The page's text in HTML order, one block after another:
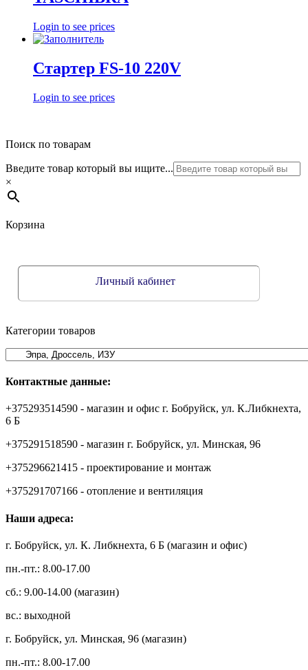
Login to see prices
Стартер FS-10 220V
Login to see prices
Поиск по товарам
Введите товар который вы ищите...
×
Корзина
Личный кабинет
Категории товаров
Контактные данные:
+375293514590 - магазин и офис г. Бобруйск, ул. К.Либкнехта,
6 Б
+375291518590 - магазин г. Бобруйск, ул. Минская, 96
+375296621415 - проектирование и монтаж
+375291707166 - отопление и вентиляция
Наши адреса:
г. Бобруйск, ул. К. Либкнехта, 6 Б (магазин и офис)
пн.-пт.: 8.00-17.00
сб.: 9.00-14.00 (магазин)
вс.: выходной
г. Бобруйск, ул. Минская, 96 (магазин)
пн.-пт.: 8.00-17.00